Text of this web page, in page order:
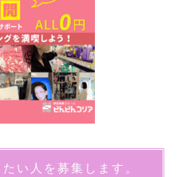
い人を募集します。